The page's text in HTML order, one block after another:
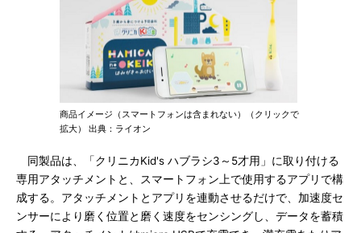
商品イメージ（スマートフォンは含まれない）（クリックで
拡大） 出典：ライオン
同製品は、「クリニカKid's ハブラシ3～5才用」に取り付ける
専用アタッチメントと、スマートフォン上で使用するアプリで構
成する。アタッチメントとアプリを連動させるだけで、加速度セ
ンサーにより磨く位置と磨く速度をセンシングし、データを蓄積